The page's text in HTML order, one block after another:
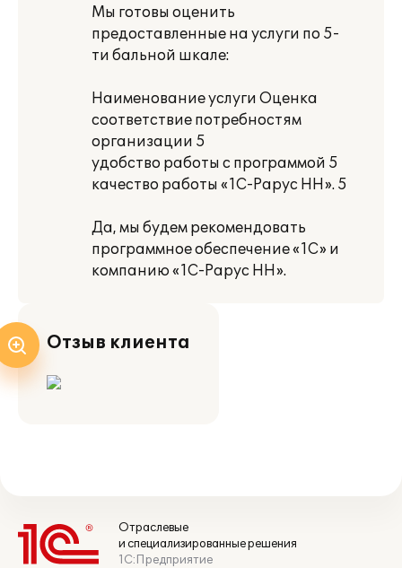
Мы готовы оценить
предоставленные на услуги по 5-
ти бальной шкале:
Наименование услуги Оценка
соответствие потребностям
организации 5
удобство работы с программой 5
качество работы «1С-Рарус НН». 5
Да, мы будем рекомендовать
программное обеспечение «1С» и
компанию «1С-Рарус НН».
Отзыв клиента
Отраслевые
и специализированные решения
1С:Предприятие